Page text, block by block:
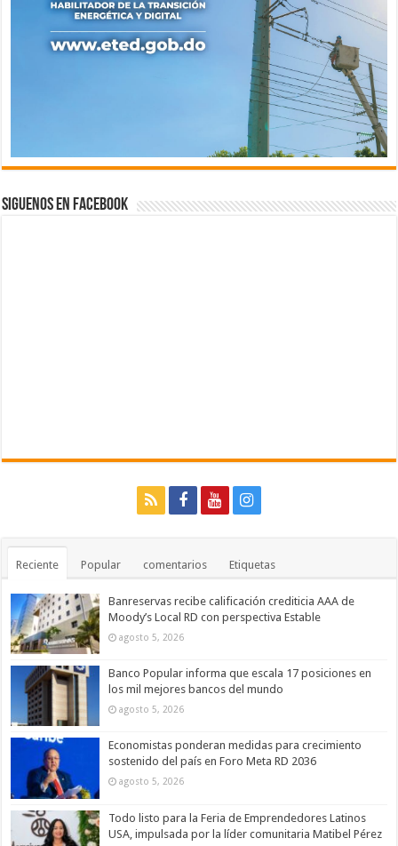
Siguenos en Facebook
Reciente Popular comentarios Etiquetas
Banreservas recibe calificación crediticia AAA de
Moody’s Local RD con perspectiva Estable
agosto 5, 2026
Banco Popular informa que escala 17 posiciones en
los mil mejores bancos del mundo
agosto 5, 2026
Economistas ponderan medidas para crecimiento
sostenido del país en Foro Meta RD 2036
agosto 5, 2026
Todo listo para la Feria de Emprendedores Latinos
USA, impulsada por la líder comunitaria Matibel Pérez